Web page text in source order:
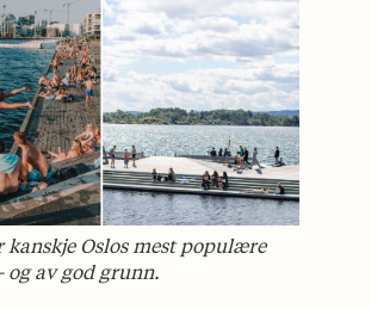
kanskje Oslos mest populære
og av god grunn.